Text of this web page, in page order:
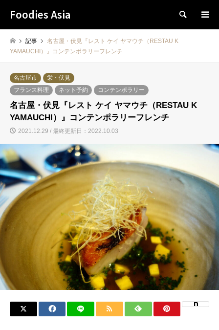
Foodies Asia 検索
記事
名古屋・伏見『レスト ケイ ヤマウチ（RESTAU K
YAMAUCHI）』コンテンポラリーフレンチ
名古屋市
栄・伏見
フランス料理
ネット予約 コンテンポラリー
名古屋・伏見『レスト ケイ ヤマウチ（RESTAU K
YAMAUCHI）』コンテンポラリーフレンチ
2021.12.29 / 最終更新日：2022.10.03